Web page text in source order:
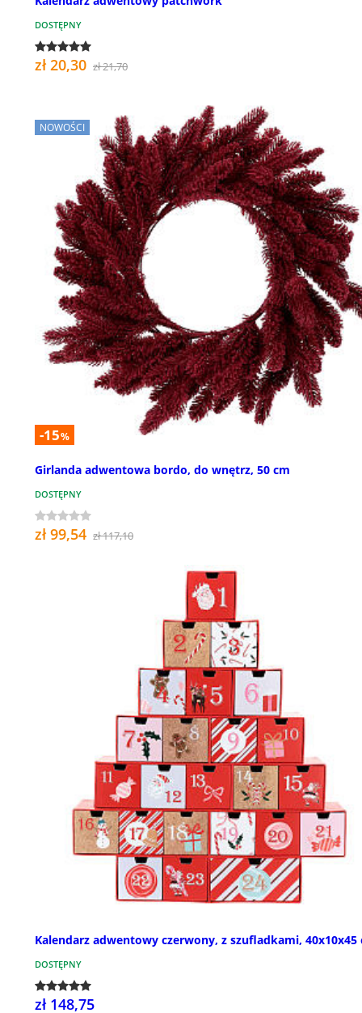
DOSTĘPNY
zł 20,30 zł 21,70
NOWOŚCI
-15%
Girlanda adwentowa bordo, do wnętrz, 50 cm
DOSTĘPNY
zł 99,54 zł 117,10
Kalendarz adwentowy czerwony, z szufladkami, 40x10x45
DOSTĘPNY
zł 148,75